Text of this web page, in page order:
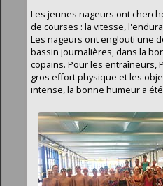
Les jeunes nageurs ont
de courses : la vitesse,
Les nageurs ont englouti une
bassin journalières, dans la
copains. Pour les entraîneurs,
gros effort physique et les
intense, la bonne humeur a